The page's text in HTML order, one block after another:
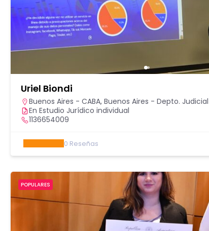
Uriel Biondi
Buenos Aires - CABA, Buenos Aires - Depto.
En Estudio Jurídico individual
1136654009
0 Reseñas
POPULARES